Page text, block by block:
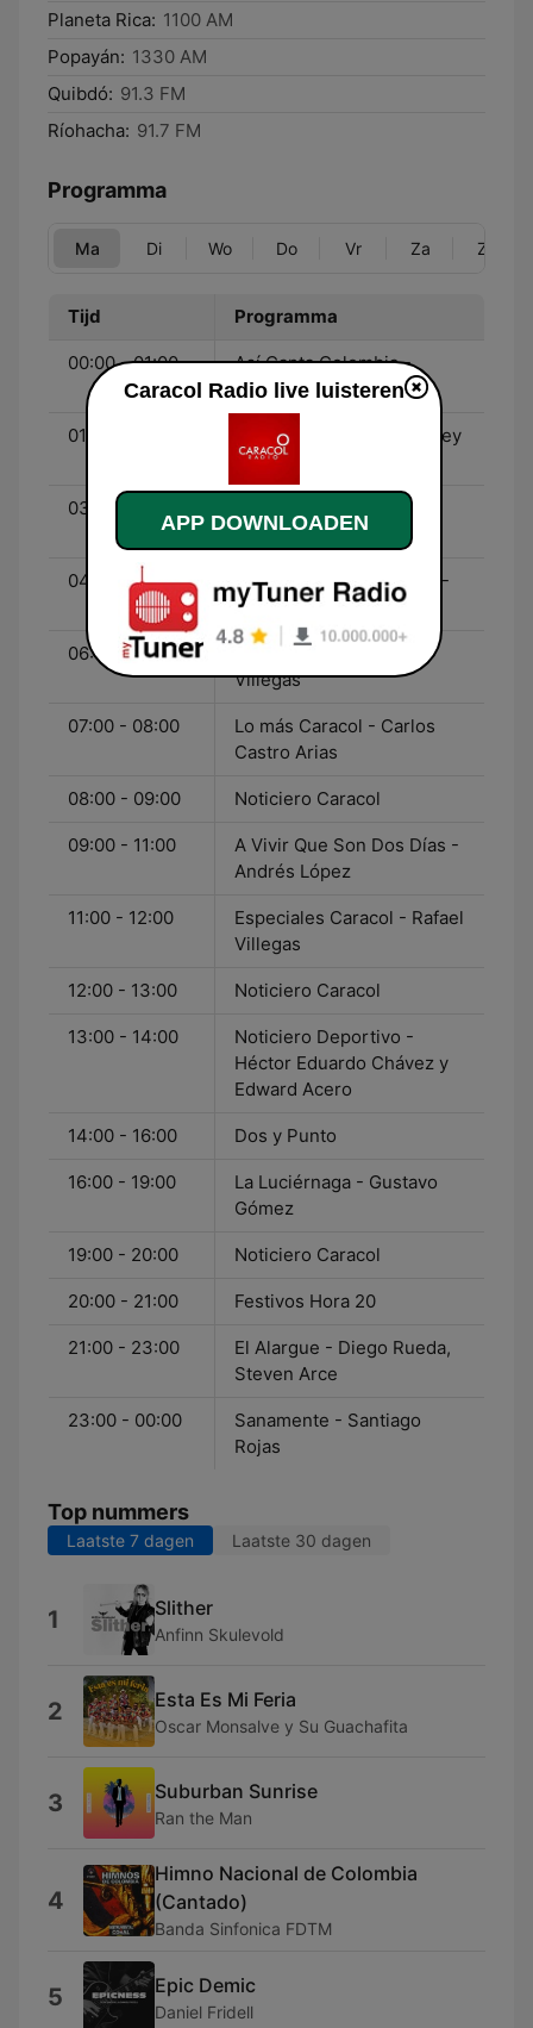
Planeta Rica: 1100 AM
Popayán: 1330 AM
Quibdó: 91.3 FM
Ríohacha: 91.7 FM
Programma
Ma Di Wo Do Vr Za Zo
Tijd Programma
00:00 - 01:00
Así Canta Colombia -
Gabriel Muñoz López
01:00 - 03:00
Una voz en el camino - Ley
Martin
03:00 - 04:00
Sarmiento
04:00 - 06:00
A Vivir que son dos días -
Andrés López
06:00 - 07:00
Café Caracol - Rafael
Villegas
07:00 - 08:00
Lo más Caracol - Carlos
Castro Arias
08:00 - 09:00 Noticiero Caracol
09:00 - 11:00
A Vivir Que Son Dos Días -
Andrés López
11:00 - 12:00
Especiales Caracol - Rafael
Villegas
12:00 - 13:00 Noticiero Caracol
13:00 - 14:00
Noticiero Deportivo -
Héctor Eduardo Chávez y
Edward Acero
14:00 - 16:00 Dos y Punto
16:00 - 19:00
La Luciérnaga - Gustavo
Gómez
19:00 - 20:00 Noticiero Caracol
20:00 - 21:00 Festivos Hora 20
21:00 - 23:00
El Alargue - Diego Rueda,
Steven Arce
23:00 - 00:00
Sanamente - Santiago
Rojas
Top nummers
Laatste 7 dagen Laatste 30 dagen
1 Slither
Anfinn Skulevold
2 Esta Es Mi Feria
Oscar Monsalve y Su Guachafita
3 Suburban Sunrise
Ran the Man
4
Himno Nacional de Colombia
(Cantado)
Banda Sinfonica FDTM
5 Epic Demic
Daniel Fridell
Caracol Radio live luisteren
APP DOWNLOADEN